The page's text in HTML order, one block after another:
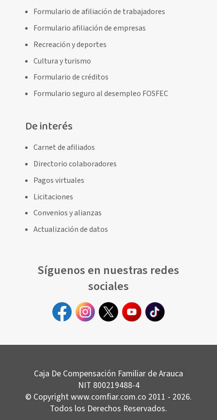
Formulario de afiliación de trabajadores
Formulario afiliación de empresas
Recreación y deportes
Cultura y turismo
Formulario de créditos
Formulario seguro al desempleo FOSFEC
De interés
Carnet de afiliados
Directorio colaboradores
Pagos virtuales
Licitaciones
Convenios y alianzas
Actualización de datos
Síguenos en nuestras redes
sociales
Caja De Compensación Familiar de Arauca
NIT 800219488-4
© Copyright www.comfiar.com.co 2011 - 2026.
Todos los Derechos Reservados.